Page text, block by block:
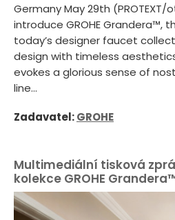
Germany May 29th (PROTEXT/
introduce GROHE Grandera™,
today’s designer faucet
design with timeless
evokes a glorious sense of
line...
Zadavatel:GROHE
Multimediální tisková
kolekce GROHE